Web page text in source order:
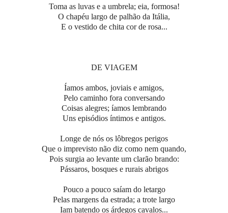
Toma as luvas e a umbrela; eia, formosa!
O chapéu largo de palhão da Itália,
E o vestido de chita cor de rosa...
DE VIAGEM
Íamos ambos, joviais e amigos,
Pelo caminho fora conversando
Coisas alegres; íamos lembrando
Uns episódios íntimos e antigos.
Longe de nós os lôbregos perigos
Que o imprevisto não diz como nem quando,
Pois surgia ao levante um clarão brando:
Pássaros, bosques e rurais abrigos
Pouco a pouco saíam do letargo
Pelas margens da estrada; a trote largo
Iam batendo os árdegos cavalos...